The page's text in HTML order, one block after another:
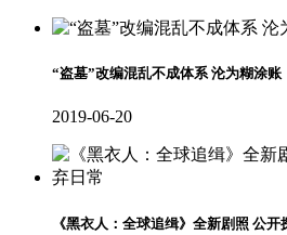
“盗墓”改编混乱不成体系 沦为糊涂账
2019-06-20
《黑衣人：全球追缉》全新剧照 公